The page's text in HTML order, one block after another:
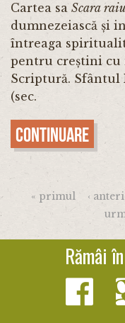
Cartea sa Scara
dumnezeiască și
întreaga
pentru creștini cu
Scriptură.
(sec.
Continuare
Pagini
« primul ‹
Rămâi